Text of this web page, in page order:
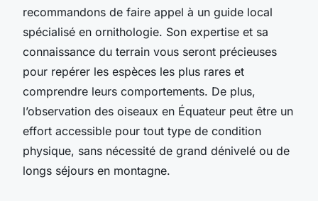
recommandons de faire appel à un guide local
spécialisé en ornithologie. Son expertise et sa
connaissance du terrain vous seront précieuses
pour repérer les espèces les plus rares et
comprendre leurs comportements. De plus,
l’observation des oiseaux en Équateur peut être un
effort accessible pour tout type de condition
physique, sans nécessité de grand dénivelé ou de
longs séjours en montagne.